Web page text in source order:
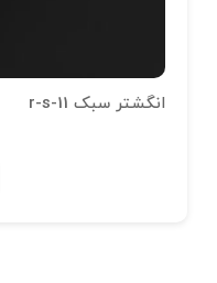
انگشتر سبک r-s-11